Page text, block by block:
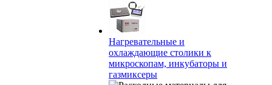
Нагревательные и
охлаждающие столики к
микроскопам, инкубаторы и
газмиксеры